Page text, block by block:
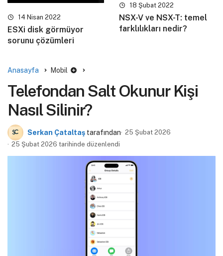
14 Nisan 2022
ESXi disk görmüyor
sorunu çözümleri
18 Şubat 2022
NSX-V ve NSX-T: temel
farklılıkları nedir?
Anasayfa Mobil
Telefondan Salt Okunur Kişi
Nasıl Silinir?
Serkan Çataltaş tarafından 25 Şubat 2026
25 Şubat 2026 tarihinde düzenlendi